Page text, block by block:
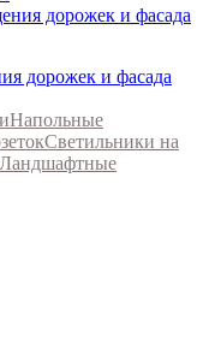
дорожек и фасада
Напольные
Светильники на
Ландшафтные